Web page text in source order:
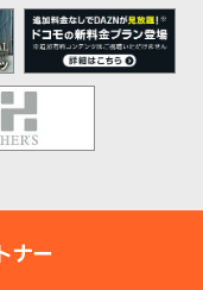
ナー